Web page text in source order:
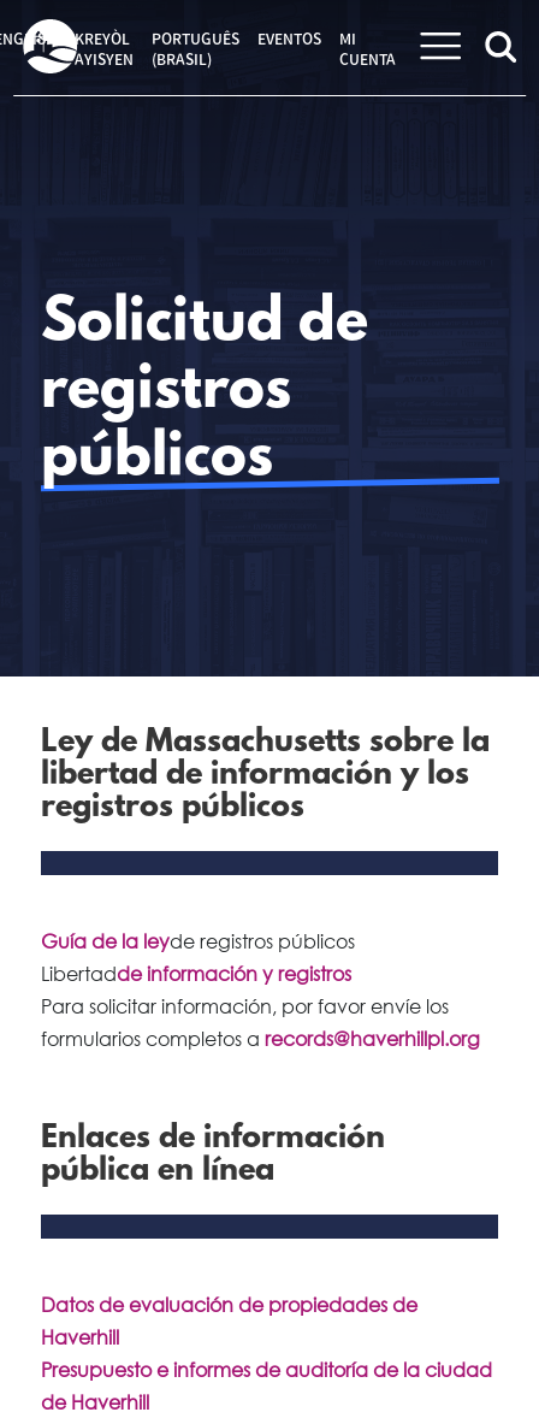
al
contenidoKREYÒL
AYISYEN
PORTUGUÊS
(BRASIL)
EVENTOS
MI
CUENTA
Solicitud de
registros
públicos
Ley de Massachusetts sobre la
libertad de información y los
registros públicos
Guía de la leyde registros públicos
Libertadde información y registros
Para solicitar información, por favor envíe los
formularios completos a records@haverhillpl.org
Enlaces de información
pública en línea
Datos de evaluación de propiedades de
Haverhill
Presupuesto e informes de auditoría de la ciudad
de Haverhill